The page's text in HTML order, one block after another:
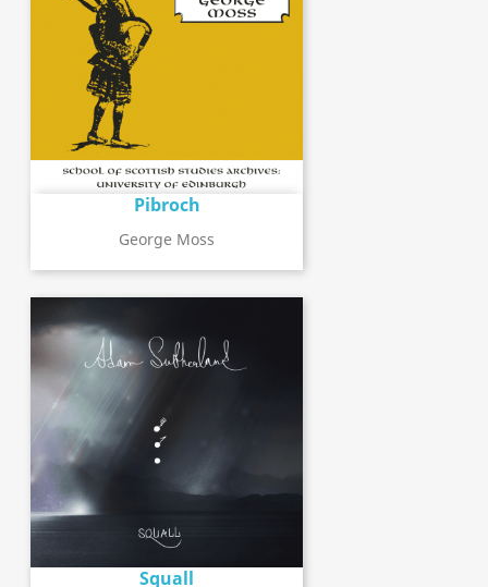
Pibroch
George Moss
Squall